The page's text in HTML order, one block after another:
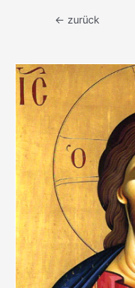
Beitragsnavigation
← zurück